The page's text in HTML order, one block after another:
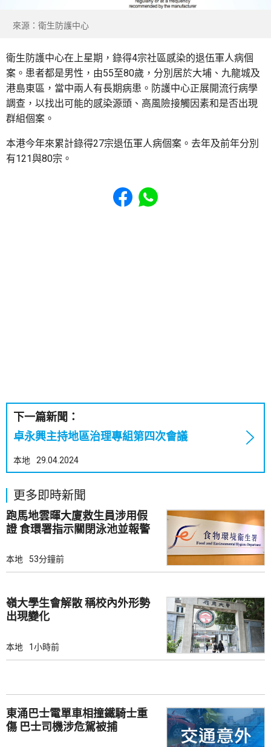
來源：衛生防護中心
衛生防護中心在上星期，錄得4宗社區感染的退伍軍人病個
案。患者都是男性，由55至80歲，分別居於大埔、九龍城及
港島東區，當中兩人有長期病患。防護中心正展開流行病學
調查，以找出可能的感染源頭、高風險接觸因素和是否出現
群組個案。
本港今年來累計錄得27宗退伍軍人病個案。去年及前年分別
有121與80宗。
Share to Facebook
Share to WhatsApp
下一篇新聞：
卓永興主持地區治理專組第四次會議
本地 29.04.2024
更多即時新聞
跑馬地雲暉大廈救生員涉用假
證 食環署指示關閉泳池並報警
本地 53分鐘前
嶺大學生會解散 稱校內外形勢
出現變化
本地 1小時前
東涌巴士電單車相撞鐵騎士重
傷 巴士司機涉危駕被捕